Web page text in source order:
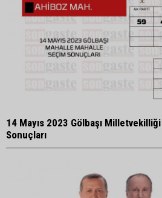
14 Mayıs 2023 Gölbaşı
Sonuçları